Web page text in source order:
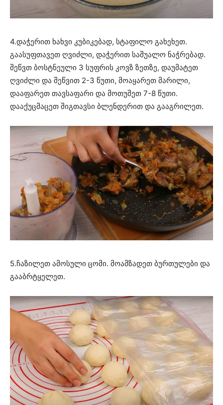
4.დაჭერით ხახვი კუბიკებად, სტაფილო გახეხეთ.
გაასუფთავეთ ღვიძლი, დაჭერით საშუალო ნაჭრებად.
შეწვთ ბოსტნეული 3 სუფრის კოვზ ზეთზე, დაუმატეთ
ღვიძლი და შეწვით 2-3 წუთი, მოაყარეთ მარილი,
დააფარეთ თავსაფარი და მოთუშეთ 7-8 წუთი.
დააქუცმაცეთ შიგთავსი ბლენდერით და გააგრილეთ.
5.ჩაზილეთ ამოსული ცომი. მოამზადეთ ბურთულები და
გააბრტყელეთ.